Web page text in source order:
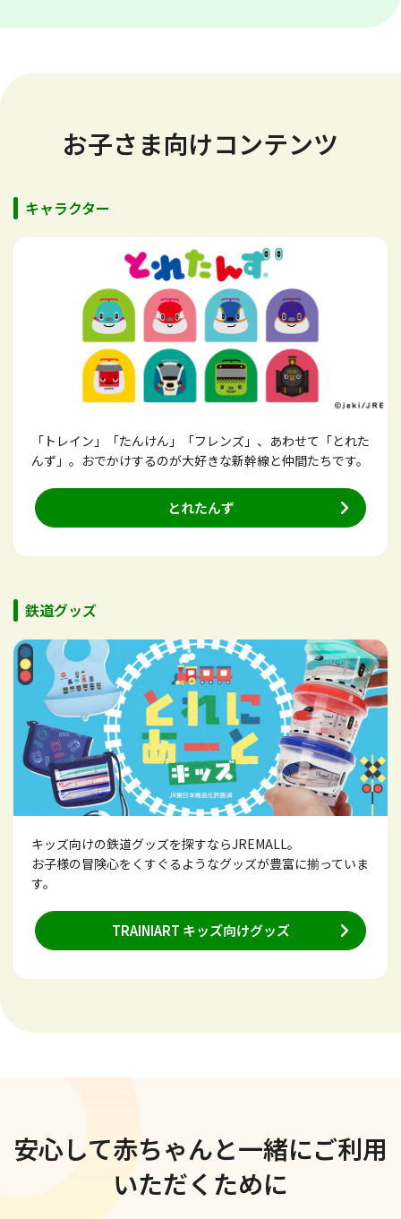
お子さま向けコンテンツ
キャラクター
「トレイン」「たんけん」「フレンズ」、あわせて「とれた
んず」。おでかけするのが大好きな新幹線と仲間たちです。
とれたんず
鉄道グッズ
キッズ向けの鉄道グッズを探すならJREMALL。
お子様の冒険心をくすぐるようなグッズが豊富に揃っていま
す。
TRAINIART キッズ向けグッズ
安心して赤ちゃんと一緒にご利用
いただくために